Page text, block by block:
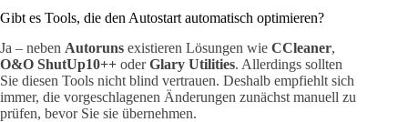
Gibt es Tools, die den Autostart automatisch optimieren?
Ja – neben Autoruns existieren Lösungen wie CCleaner,
O&O ShutUp10++ oderGlary Utilities. Allerdings sollten
Sie diesen Tools nicht blind vertrauen. Deshalb empfiehlt sich
immer, die vorgeschlagenen Änderungen zunächst manuell zu
prüfen, bevor Sie sie übernehmen.